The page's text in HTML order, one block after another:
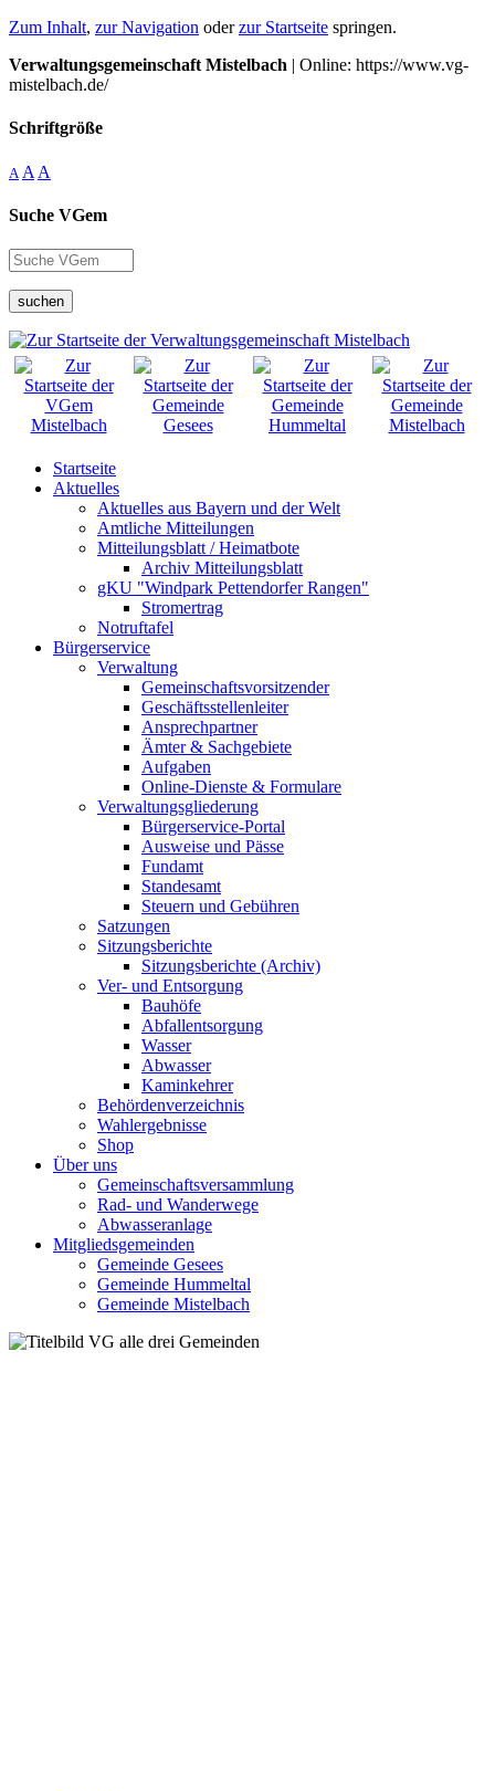
Zum Inhalt, zur Navigation oderzur Startseite springen.
Verwaltungsgemeinschaft Mistelbach | Online: https://www.vg-
mistelbach.de/
Schriftgröße
A A A
Suche VGem
suchen
Startseite
Aktuelles
Aktuelles aus Bayern und der Welt
Amtliche Mitteilungen
Mitteilungsblatt / Heimatbote
Archiv Mitteilungsblatt
gKU "Windpark Pettendorfer Rangen"
Stromertrag
Notruftafel
Bürgerservice
Verwaltung
Gemeinschaftsvorsitzender
Geschäftsstellenleiter
Ansprechpartner
Ämter & Sachgebiete
Aufgaben
Online-Dienste & Formulare
Verwaltungsgliederung
Bürgerservice-Portal
Ausweise und Pässe
Fundamt
Standesamt
Steuern und Gebühren
Satzungen
Sitzungsberichte
Sitzungsberichte (Archiv)
Ver- und Entsorgung
Bauhöfe
Abfallentsorgung
Wasser
Abwasser
Kaminkehrer
Behördenverzeichnis
Wahlergebnisse
Shop
Über uns
Gemeinschaftsversammlung
Rad- und Wanderwege
Abwasseranlage
Mitgliedsgemeinden
Gemeinde Gesees
Gemeinde Hummeltal
Gemeinde Mistelbach